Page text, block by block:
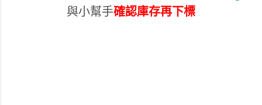
與小幫手確認庫存再下標